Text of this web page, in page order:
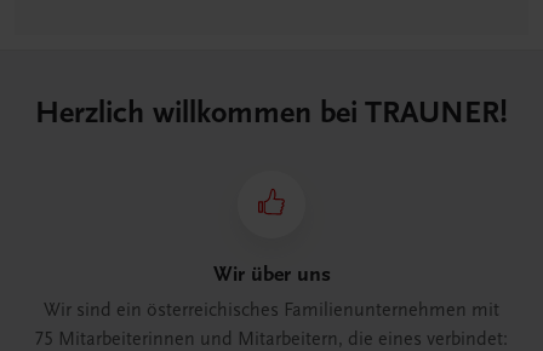
Herzlich willkommen bei TRAUNER!
Wir über uns
Wir sind ein österreichisches Familienunternehmen mit
75 Mitarbeiterinnen und Mitarbeitern, die eines verbindet: